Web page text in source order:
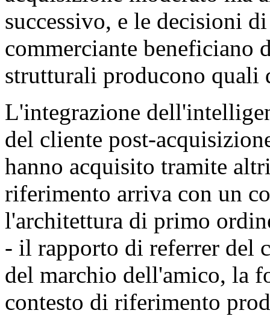
successivo, e le decisioni
commerciante beneficiano
strutturali producono quali
L'integrazione
del cliente post-
hanno acquisito tramite
riferimento arriva con un
l'architettura di primo
- il rapporto di referrer del
del marchio dell'amico, la
contesto di riferimento